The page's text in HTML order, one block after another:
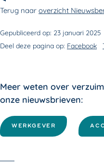
Terug naar overzicht
Gepubliceerd op: 23 januari 2025
Deel deze pagina op: Facebook
Meer weten over
onze nieuwsbrieven:
WERKGEVER